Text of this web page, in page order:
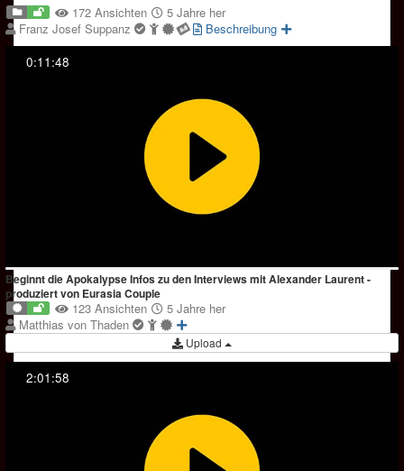
172 Ansichten
5 Jahre her
Franz Josef Suppanz
Beschreibung
0:11:48
Beginnt die Apokalypse Infos zu den Interviews mit Alexander Laurent -
produziert von Eurasia Couple
123 Ansichten
5 Jahre her
Matthias von Thaden
Upload
2:01:58